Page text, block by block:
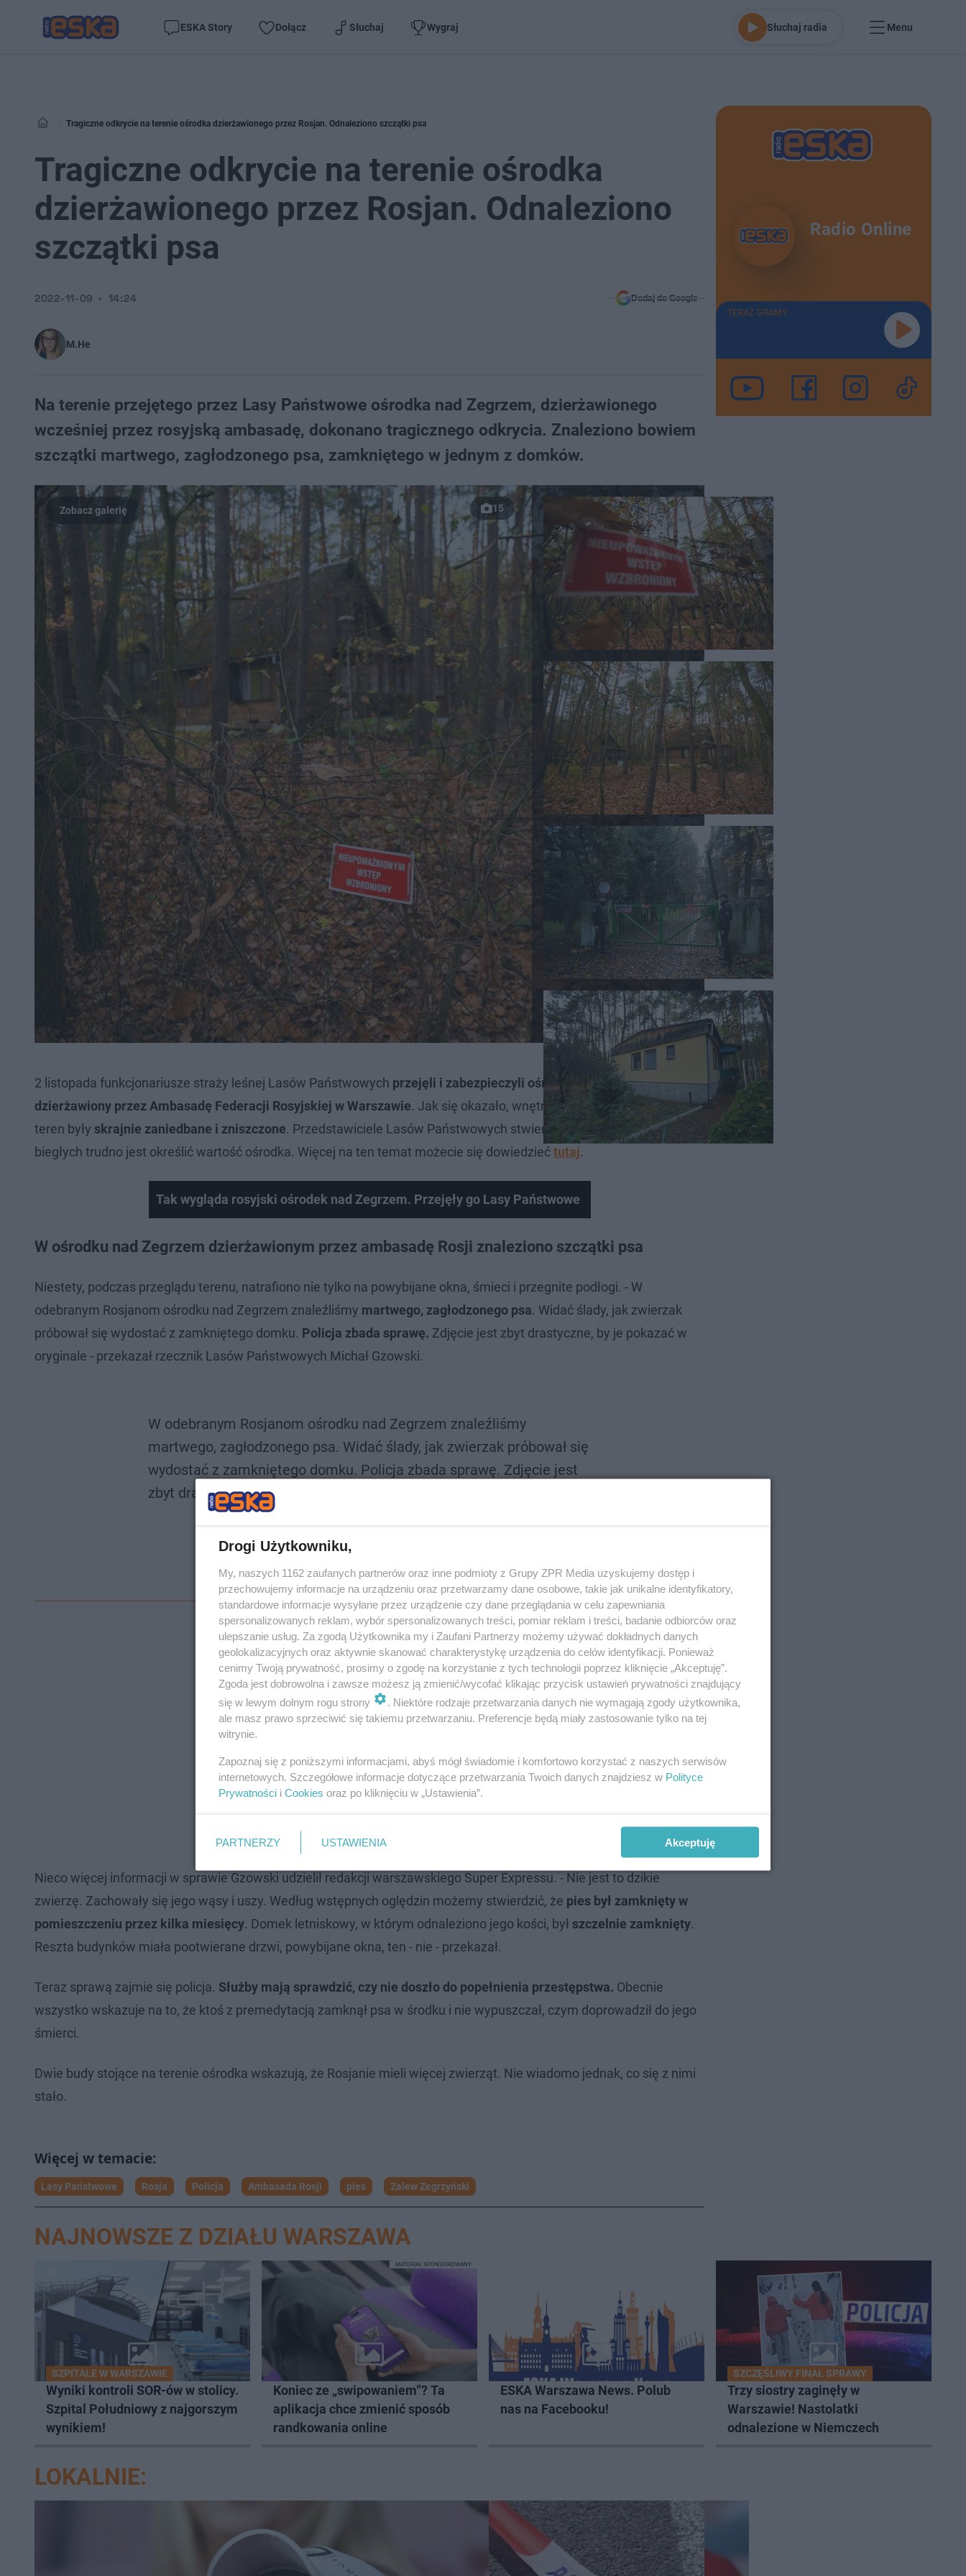
ESKA Story Dołącz Słuchaj Wygraj Słuchaj radia Menu
Tragiczne odkrycie na terenie ośrodka dzierżawionego przez Rosjan. Odnaleziono szczątki psa
Tragiczne odkrycie na terenie ośrodka
dzierżawionego przez Rosjan. Odnaleziono
szczątki psa
M.He
2022-11-09 14:24 Dodaj do Google
Na terenie przejętego przez Lasy Państwowe ośrodka nad Zegrzem, dzierżawionego
wcześniej przez rosyjską ambasadę, dokonano tragicznego odkrycia. Znaleziono bowiem
szczątki martwego, zagłodzonego psa, zamkniętego w jednym z domków.
15
2 listopada funkcjonariusze straży leśnej Lasów Państwowych przejęli i zabezpieczyli ośrodek nad Zegrzem
dzierżawiony przez Ambasadę Federacji Rosyjskiej w Warszawie. Jak się okazało, wnętrza budynków oraz cały
teren były skrajnie zaniedbane i zniszczone. Przedstawiciele Lasów Państwowych stwierdzili nawet, że bez wyceny
biegłych trudno jest określić wartość ośrodka. Więcej na ten temat możecie się dowiedziećtutaj.
Tak wygląda rosyjski ośrodek nad Zegrzem. Przejęły go Lasy Państwowe
W ośrodku nad Zegrzem dzierżawionym przez ambasadę Rosji znaleziono szczątki psa
Niestety, podczas przeglądu terenu, natrafiono nie tylko na powybijane okna, śmieci i przegnite podłogi. - W
odebranym Rosjanom ośrodku nad Zegrzem znaleźliśmy martwego, zagłodzonego psa. Widać ślady, jak zwierzak
próbował się wydostać z zamkniętego domku. Policja zbada sprawę. Zdjęcie jest zbyt drastyczne, by je pokazać w
oryginale - przekazał rzecznik Lasów Państwowych Michał Gzowski.
W odebranym Rosjanom ośrodku nad Zegrzem znaleźliśmy
martwego, zagłodzonego psa. Widać ślady, jak zwierzak próbował się
wydostać z zamkniętego domku. Policja zbada sprawę. Zdjęcie jest
zbyt drastyczne, by je pokazać w oryginale.
— Michał Gzowski (@GzowskiMichal)
ROZWIŃ
Nieco więcej informacji w sprawie Gzowski udzielił redakcji warszawskiego Super Expressu. - Nie jest to dzikie
zwierzę. Zachowały się jego wąsy i uszy. Według wstępnych oględzin możemy stwierdzić, że pies był zamknięty w
pomieszczeniu przez kilka miesięcy. Domek letniskowy, w którym odnaleziono jego kości, był szczelnie zamknięty.
Reszta budynków miała pootwierane drzwi, powybijane okna, ten - nie - przekazał.
Teraz sprawą zajmie się policja. Służby mają sprawdzić, czy nie doszło do popełnienia przestępstwa. Obecnie
wszystko wskazuje na to, że ktoś z premedytacją zamknął psa w środku i nie wypuszczał, czym doprowadził do jego
śmierci.
Dwie budy stojące na terenie ośrodka wskazują, że Rosjanie mieli więcej zwierząt. Nie wiadomo jednak, co się z nimi
stało.
Lasy Państwowe Rosja Policja Ambasada Rosji pies Zalew Zegrzyński
Radio Online
TERAZ GRAMY
NAJNOWSZE Z DZIAŁU WARSZAWA
SZPITALE W WARSZAWIE
Wyniki kontroli SOR-ów w stolicy.
Szpital Południowy z najgorszym
wynikiem!
Koniec ze „swipowaniem”? Ta
aplikacja chce zmienić sposób
randkowania online
MATERIAŁ SPONSOROWANY
ESKA Warszawa News. Polub
nas na Facebooku!
SZCZĘŚLIWY FINAŁ SPRAWY
Trzy siostry zaginęły w
Warszawie! Nastolatki
odnalezione w Niemczech
LOKALNIE:
Drogi Użytkowniku,
My, naszych 1162 zaufanych partnerów oraz inne podmioty z Grupy ZPR Media uzyskujemy dostęp i
przechowujemy informacje na urządzeniu oraz przetwarzamy dane osobowe, takie jak unikalne identyfikatory,
standardowe informacje wysyłane przez urządzenie czy dane przeglądania w celu zapewniania
spersonalizowanych reklam, wybór spersonalizowanych treści, pomiar reklam i treści, badanie odbiorców oraz
ulepszanie usług. Za zgodą Użytkownika my i Zaufani Partnerzy możemy używać dokładnych danych
geolokalizacyjnych oraz aktywnie skanować charakterystykę urządzenia do celów identyfikacji. Ponieważ
cenimy Twoją prywatność, prosimy o zgodę na korzystanie z tych technologii poprzez kliknięcie „Akceptuję”.
Zgoda jest dobrowolna i zawsze możesz ją zmienić/wycofać klikając przycisk ustawień prywatności znajdujący
się w lewym dolnym rogu strony
. Niektóre rodzaje przetwarzania danych nie wymagają zgody użytkownika,
ale masz prawo sprzeciwić się takiemu przetwarzaniu. Preferencje będą miały zastosowanie tylko na tej
witrynie.
Zapoznaj się z poniższymi informacjami, abyś mógł świadomie i komfortowo korzystać z naszych serwisów
internetowych. Szczegółowe informacje dotyczące przetwarzania Twoich danych znajdziesz w Polityce
Prywatności i Cookies oraz po kliknięciu w „Ustawienia”.
PARTNERZY USTAWIENIA Akceptuję